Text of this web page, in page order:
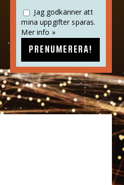
Jag godkänner att
mina uppgifter sparas.
Mer info »
PRENUMERERA!